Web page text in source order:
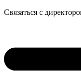
Связаться с